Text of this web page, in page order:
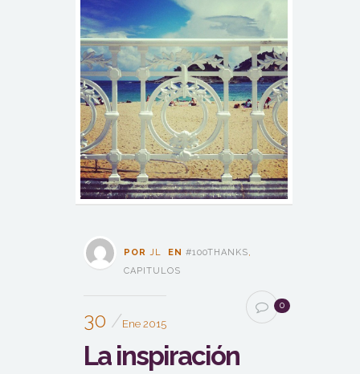
POR JL EN #100THANKS,
CAPITULOS
30 Ene 2015
0
La inspiración